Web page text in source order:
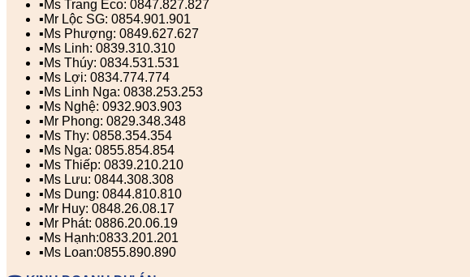
▪️Ms Trang Eco: 0847.827.827
▪️Mr Lộc SG: 0854.901.901
▪️Ms Phượng: 0849.627.627
▪️Ms Linh: 0839.310.310
▪️Ms Thúy: 0834.531.531
▪️Ms Lợi: 0834.774.774
▪️Ms Linh Nga: 0838.253.253
▪️Ms Nghệ: 0932.903.903
▪️Mr Phong: 0829.348.348
▪️Ms Thy: 0858.354.354
▪️Ms Nga: 0855.854.854
▪️Ms Thiếp: 0839.210.210
▪️Ms Lưu: 0844.308.308
▪️Ms Dung: 0844.810.810
▪️Mr Huy: 0848.26.08.17
▪️Mr Phát: 0886.20.06.19
▪️Ms Hạnh:0833.201.201
▪️Ms Loan:0855.890.890